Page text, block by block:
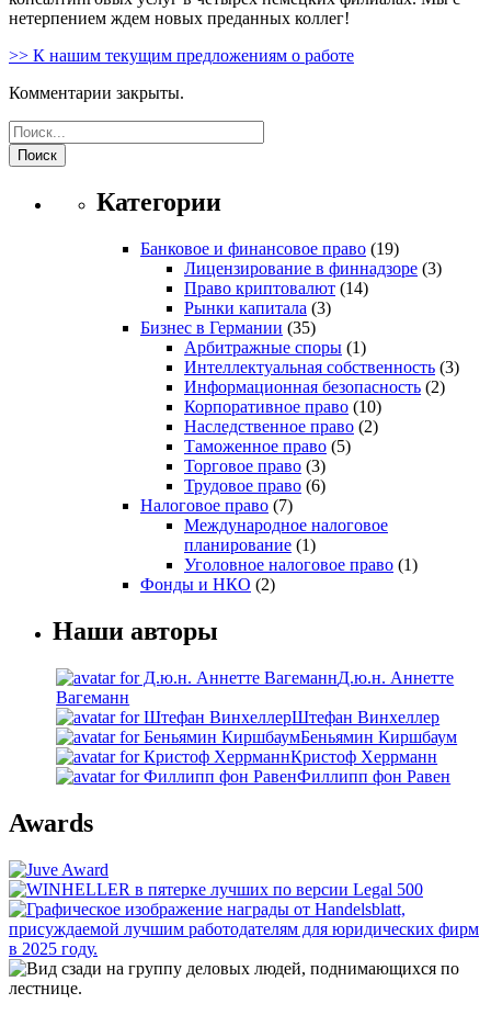
нетерпением ждем новых преданных коллег!
>> К нашим текущим предложениям о работе
Комментарии закрыты.
Поиск
Категории
Банковое и финансовое право (19)
Лицензирование в финнадзоре (3)
Право криптовалют (14)
Рынки капитала (3)
Бизнес в Германии (35)
Арбитражные споры (1)
Интеллектуальная собственность (3)
Информационная безопасность (2)
Корпоративное право (10)
Наследственное право (2)
Таможенное право (5)
Торговое право (3)
Трудовое право (6)
Налоговое право (7)
Международное налоговое
планирование (1)
Уголовное налоговое право (1)
Фонды и НКО (2)
Наши авторы
Д.ю.н. Аннетте
Вагеманн
Штефан Винхеллер
Беньямин Киршбаум
Кристоф Херрманн
Филлипп фон Равен
Awards